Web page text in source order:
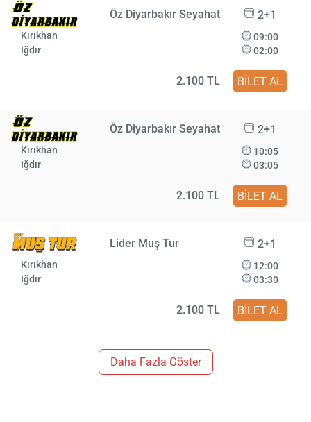
Öz Diyarbakır Seyahat 2+1
Kırıkhan
Iğdır
09:00
02:00
2.100 TL BİLET AL
Öz Diyarbakır Seyahat 2+1
Kırıkhan
Iğdır
10:05
03:05
2.100 TL BİLET AL
Lider Muş Tur 2+1
Kırıkhan
Iğdır
12:00
03:30
2.100 TL BİLET AL
Daha Fazla Göster